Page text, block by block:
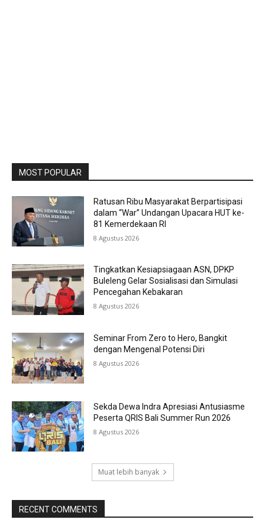
MOST POPULAR
Ratusan Ribu Masyarakat Berpartisipasi
dalam “War” Undangan Upacara HUT ke-
81 Kemerdekaan RI
8 Agustus 2026
Tingkatkan Kesiapsiagaan ASN, DPKP
Buleleng Gelar Sosialisasi dan Simulasi
Pencegahan Kebakaran
8 Agustus 2026
Seminar From Zero to Hero, Bangkit
dengan Mengenal Potensi Diri
8 Agustus 2026
Sekda Dewa Indra Apresiasi Antusiasme
Peserta QRIS Bali Summer Run 2026
8 Agustus 2026
Muat lebih banyak
RECENT COMMENTS